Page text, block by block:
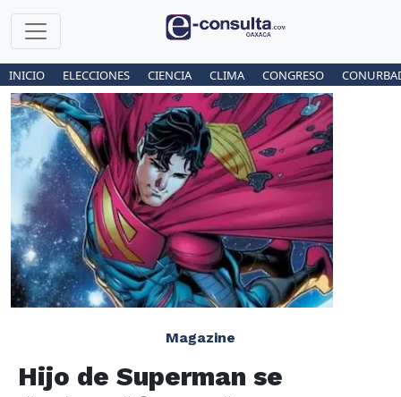
INICIO ELECCIONES CIENCIA CLIMA CONGRESO
Magazine
Hijo de Superman se